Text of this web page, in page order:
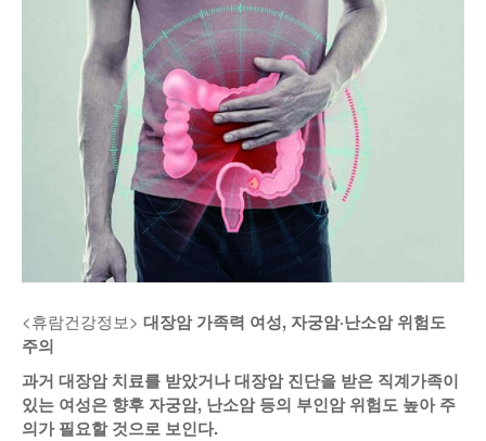
김명열칼럼
이명덕칼럼
김선옥칼럼
김원동칼럼
100인선/독자광장
100인선
독자광장
인근여행지
놀이공원
낚시/비치
인터뷰/탐방
<휴람건강정보> 대장암 가족력 여성, 자궁암·난소암 위험도
주의
과거 대장암 치료를 받았거나 대장암 진단을 받은 직계가족이
있는 여성은 향후 자궁암, 난소암 등의 부인암 위험도 높아 주
의가 필요할 것으로 보인다.